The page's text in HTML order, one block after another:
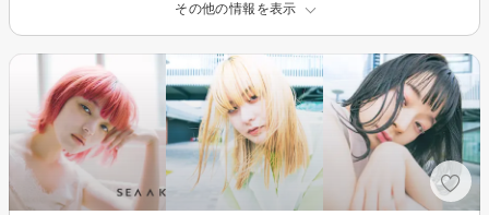
その他の情報を表示